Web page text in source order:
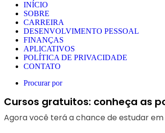
INÍCIO
SOBRE
CARREIRA
DESENVOLVIMENTO PESSOAL
FINANÇAS
APLICATIVOS
POLÍTICA DE PRIVACIDADE
CONTATO
Procurar por
Cursos gratuitos: conheça as
Agora você terá a chance de estudar